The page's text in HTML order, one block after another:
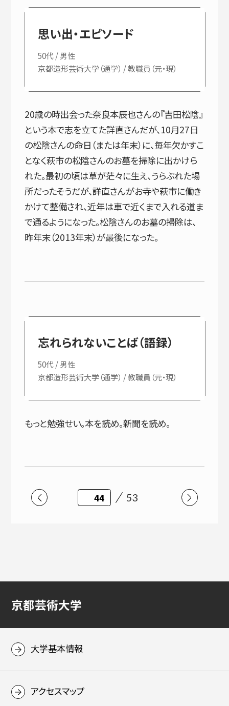
思い出・エピソード
50代 / 男性
京都造形芸術大学（通学） / 教職員（元・現）
20歳の時出会った奈良本辰也さんの『吉田松陰』
という本で志を立てた詳直さんだが、10月27日
の松陰さんの命日（または年末）に、毎年欠かすこ
となく萩市の松陰さんのお墓を掃除に出かけら
れた。最初の頃は草が茫々に生え、うらぶれた場
所だったそうだが、詳直さんがお寺や萩市に働き
かけて整備され、近年は車で近くまで入れる道ま
で通るようになった。松陰さんのお墓の掃除は、
昨年末（2013年末）が最後になった。
忘れられないことば（語録）
50代 / 男性
京都造形芸術大学（通学） / 教職員（元・現）
もっと勉強せい。本を読め。新聞を読め。
53
京都芸術大学
大学基本情報
アクセスマップ